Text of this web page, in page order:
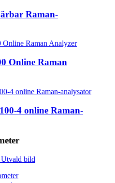
Raman-
Online Raman
4 online Raman-